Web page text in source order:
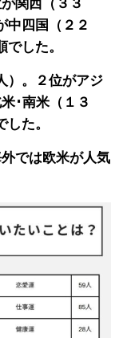
関西（３３
中四国（２２
した。
）。２位がアジ
･南米（１３
た。
では欧米が人気